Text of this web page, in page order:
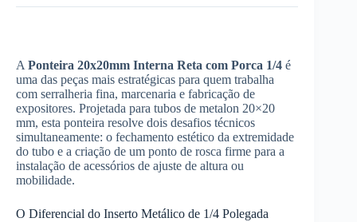
A Ponteira 20x20mm Interna Reta com Porca 1/4 é
uma das peças mais estratégicas para quem trabalha
com serralheria fina, marcenaria e fabricação de
expositores. Projetada para tubos de metalon 20×20
mm, esta ponteira resolve dois desafios técnicos
simultaneamente: o fechamento estético da extremidade
do tubo e a criação de um ponto de rosca firme para a
instalação de acessórios de ajuste de altura ou
mobilidade.
O Diferencial do Inserto Metálico de 1/4 Polegada